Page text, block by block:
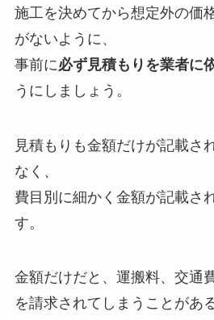
施工を決めてから想定外の価
がないように、
事前に必ず見積もりを業者に
うにしましょう。
見積もりも金額だけが記載さ
なく、
費目別に細かく金額が記載さ
す。
金額だけだと、運搬料、交通
を請求されてしまうことがあ